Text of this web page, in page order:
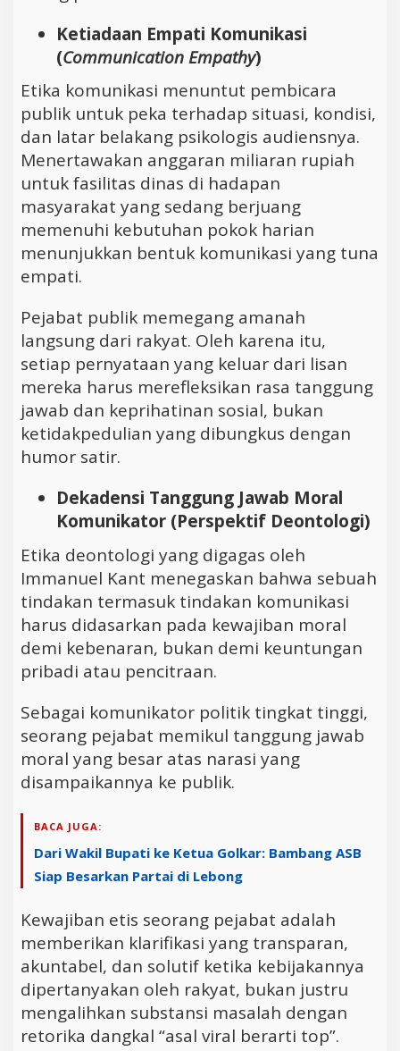
Ketiadaan Empati Komunikasi
(Communication Empathy)
Etika komunikasi menuntut pembicara
publik untuk peka terhadap situasi, kondisi,
dan latar belakang psikologis audiensnya.
Menertawakan anggaran miliaran rupiah
untuk fasilitas dinas di hadapan
masyarakat yang sedang berjuang
memenuhi kebutuhan pokok harian
menunjukkan bentuk komunikasi yang tuna
empati.
Pejabat publik memegang amanah
langsung dari rakyat. Oleh karena itu,
setiap pernyataan yang keluar dari lisan
mereka harus merefleksikan rasa tanggung
jawab dan keprihatinan sosial, bukan
ketidakpedulian yang dibungkus dengan
humor satir.
Dekadensi Tanggung Jawab Moral
Komunikator (Perspektif Deontologi)
Etika deontologi yang digagas oleh
Immanuel Kant menegaskan bahwa sebuah
tindakan termasuk tindakan komunikasi
harus didasarkan pada kewajiban moral
demi kebenaran, bukan demi keuntungan
pribadi atau pencitraan.
Sebagai komunikator politik tingkat tinggi,
seorang pejabat memikul tanggung jawab
moral yang besar atas narasi yang
disampaikannya ke publik.
BACA JUGA:
Dari Wakil Bupati ke Ketua Golkar: Bambang ASB
Siap Besarkan Partai di Lebong
Kewajiban etis seorang pejabat adalah
memberikan klarifikasi yang transparan,
akuntabel, dan solutif ketika kebijakannya
dipertanyakan oleh rakyat, bukan justru
mengalihkan substansi masalah dengan
retorika dangkal “asal viral berarti top”.